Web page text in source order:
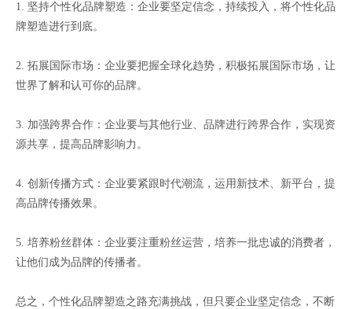
1. 坚持个性化品牌塑造：企业要坚定信念，持续投入，将个性化品
牌塑造进行到底。
2. 拓展国际市场：企业要把握全球化趋势，积极拓展国际市场，让
世界了解和认可你的品牌。
3. 加强跨界合作：企业要与其他行业、品牌进行跨界合作，实现资
源共享，提高品牌影响力。
4. 创新传播方式：企业要紧跟时代潮流，运用新技术、新平台，提
高品牌传播效果。
5. 培养粉丝群体：企业要注重粉丝运营，培养一批忠诚的消费者，
让他们成为品牌的传播者。
总之，个性化品牌塑造之路充满挑战，但只要企业坚定信念，不断